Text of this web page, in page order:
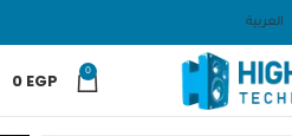
العربية
0
0 EGP